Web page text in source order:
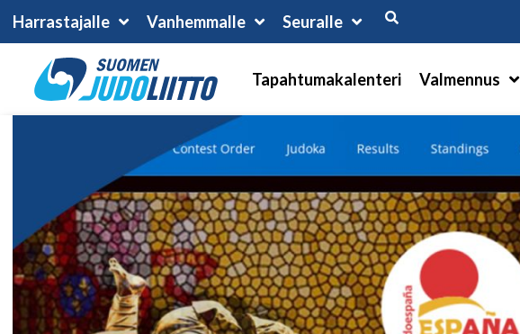
Harrastajalle Vanhemmalle Seuralle
Tapahtumakalenteri Valmennus